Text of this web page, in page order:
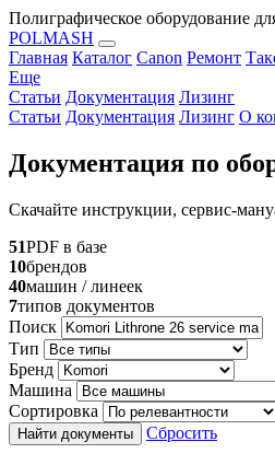
Полиграфическое оборудование
POLMASH
Главная Каталог Canon Ремонт
Еще
Статьи Документация Лизинг
Статьи Документация Лизинг О
Документация по
Скачайте инструкции, сервис-
51PDF в базе
10брендов
40машин / линеек
7типов документов
Поиск
Тип
Бренд
Машина
Сортировка
Найти документы Сбросить